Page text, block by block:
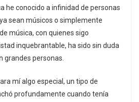
he conocido a infinidad de personas
sean músicos o simplemente
música, con quienes sigo
inquebrantable, ha sido sin duda
grandes personas.
mí algo especial, un tipo de
profundamente cuando tenía